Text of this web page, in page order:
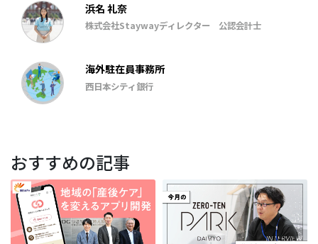
浜名 礼奈
株式会社Staywayディレクター 公認会計士
海外駐在員事務所
西日本シティ銀行
おすすめの記事